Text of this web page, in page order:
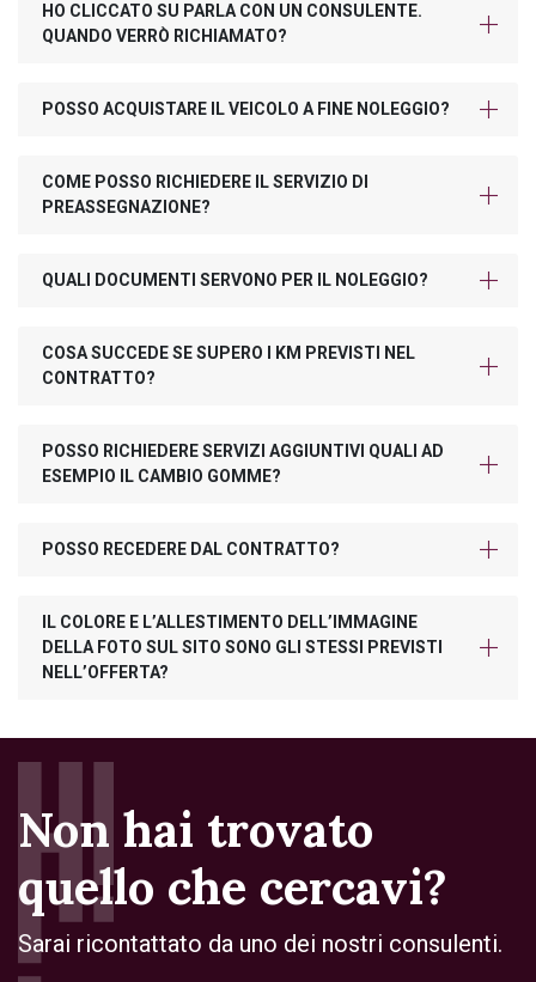
HO CLICCATO SU PARLA CON UN CONSULENTE.
QUANDO VERRÒ RICHIAMATO?
POSSO ACQUISTARE IL VEICOLO A FINE NOLEGGIO?
COME POSSO RICHIEDERE IL SERVIZIO DI
PREASSEGNAZIONE?
QUALI DOCUMENTI SERVONO PER IL NOLEGGIO?
COSA SUCCEDE SE SUPERO I KM PREVISTI NEL
CONTRATTO?
POSSO RICHIEDERE SERVIZI AGGIUNTIVI QUALI AD
ESEMPIO IL CAMBIO GOMME?
POSSO RECEDERE DAL CONTRATTO?
IL COLORE E L’ALLESTIMENTO DELL’IMMAGINE
DELLA FOTO SUL SITO SONO GLI STESSI PREVISTI
NELL’OFFERTA?
Non hai trovato
quello che cercavi?
Sarai ricontattato da uno dei nostri consulenti.